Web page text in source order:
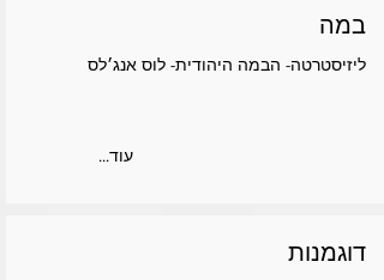
במה
ליזיסטרטה- הבמה היהודית- לוס אנג׳לס
...עוד
דוגמנות